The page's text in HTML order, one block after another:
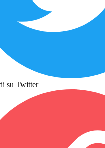
su Twitter